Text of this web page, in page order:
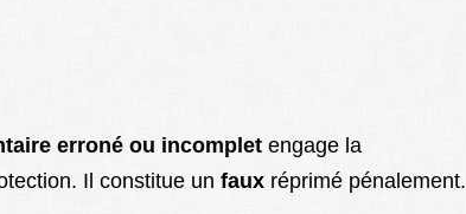
erroné ou incomplet engage la
Il constitue un faux réprimé pénalement.